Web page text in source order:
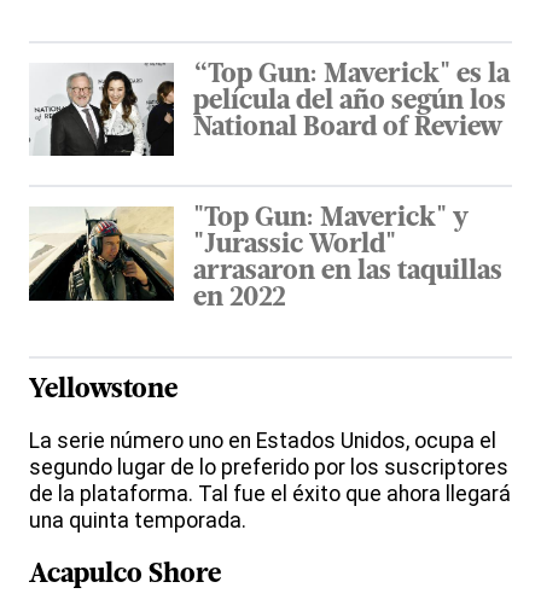
“Top Gun: Maverick" es la
película del año según los
National Board of Review
"Top Gun: Maverick" y
"Jurassic World"
arrasaron en las taquillas
en 2022
Yellowstone
La serie número uno en Estados Unidos, ocupa el
segundo lugar de lo preferido por los suscriptores
de la plataforma. Tal fue el éxito que ahora llegará
una quinta temporada.
Acapulco Shore